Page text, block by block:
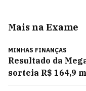
Mais na Exame
MINHAS FINANÇAS
Resultado da
sorteia R$ 164,9